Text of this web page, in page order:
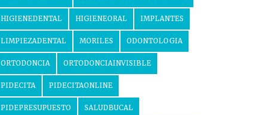
HIGIENEDENTAL HIGIENEORAL IMPLANTES
LIMPIEZADENTAL MORILES ODONTOLOGIA
ORTODONCIA ORTODONCIAINVISIBLE
PIDECITA PIDECITAONLINE
PIDEPRESUPUESTO SALUDBUCAL